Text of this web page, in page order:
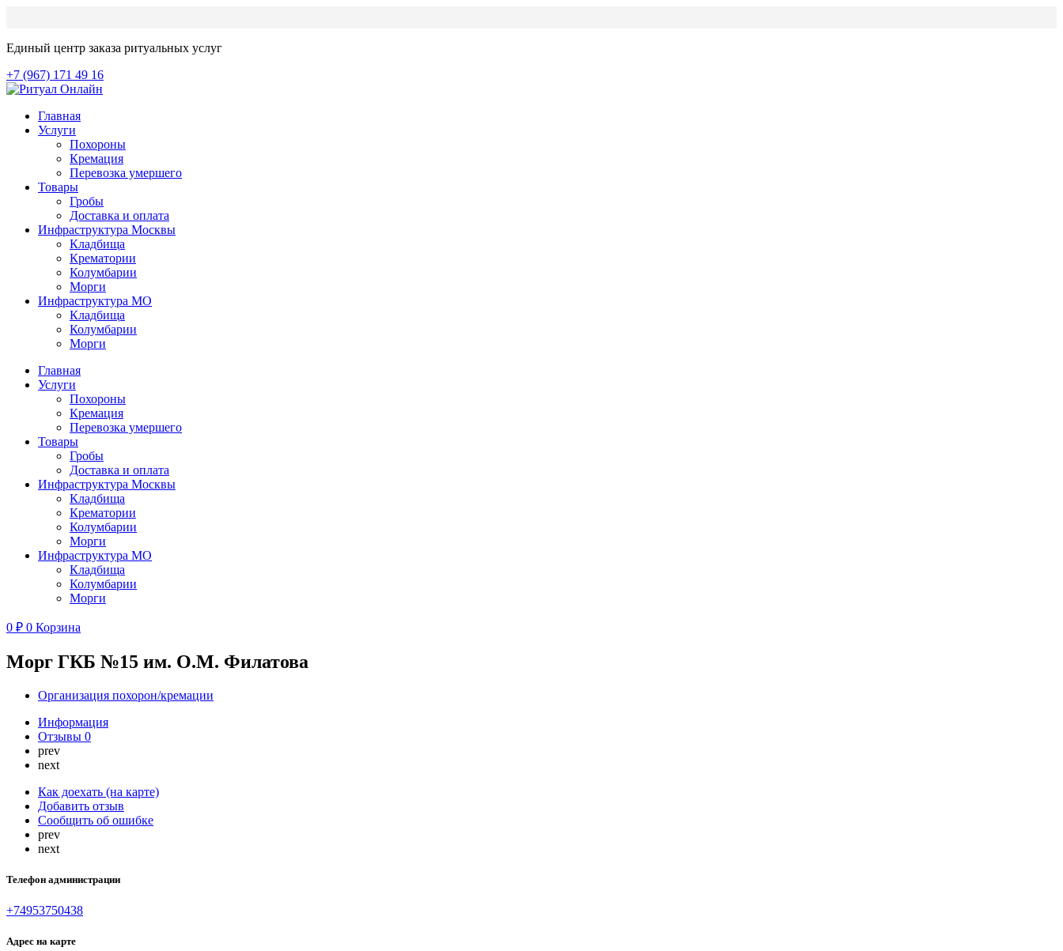
Единый центр заказа ритуальных услуг
+7 (967) 171 49 16
Главная
Услуги
Похороны
Кремация
Перевозка умершего
Товары
Гробы
Доставка и оплата
Инфраструктура Москвы
Кладбища
Крематории
Колумбарии
Морги
Инфраструктура МО
Кладбища
Колумбарии
Морги
Главная
Услуги
Похороны
Кремация
Перевозка умершего
Товары
Гробы
Доставка и оплата
Инфраструктура Москвы
Кладбища
Крематории
Колумбарии
Морги
Инфраструктура МО
Кладбища
Колумбарии
Морги
0 ₽ 0 Корзина
Морг ГКБ №15 им. О.М. Филатова
Организация похорон/кремации
Информация
Отзывы 0
prev
next
Как доехать (на карте)
Добавить отзыв
Сообщить об ошибке
prev
next
Телефон администрации
+74953750438
Адрес на карте